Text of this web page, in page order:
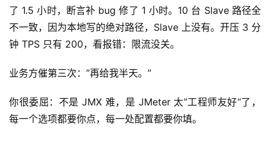
了 1.5 小时，断言补 bug 修了 1 小时。10 台 Slave 路径全
不一致，因为本地写的绝对路径，Slave 上没有。开压 3 分
钟 TPS 只有 200，看报错：限流没关。
业务方催第三次：”再给我半天。”
你很委屈：不是 JMX 难，是 JMeter 太”工程师友好”了，
每一个选项都要你点，每一处配置都要你填。